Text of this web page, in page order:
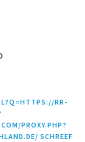
RR-
PROXY.PHP?
SCHREEF